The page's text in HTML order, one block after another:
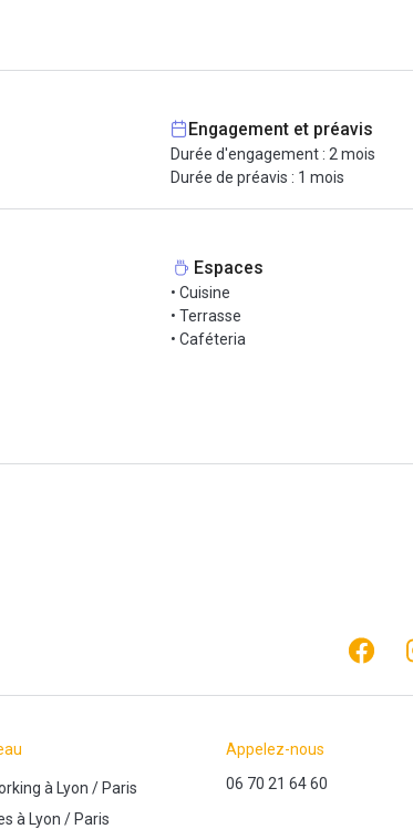
Engagement et préavis
Durée d'engagement : 2 mois
Durée de préavis : 1 mois
Espaces
• Cuisine
• Terrasse
• Caféteria
à Lyon /Paris
à Lyon /Paris
Appelez-nous
06 70 21 64 60